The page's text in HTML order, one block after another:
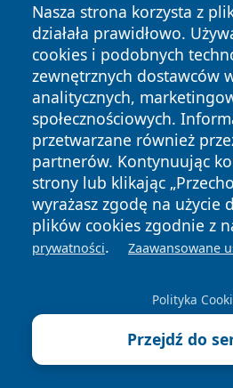
Nasza strona korzysta z
działała prawidłowo.
cookies i podobnych
zewnętrznych dostawców
analitycznych,
społecznościowych.
przetwarzane również
partnerów. Kontynuując
strony lub klikając
wyrażasz zgodę na użycie
plików cookies zgodnie z
prywatności. Zaawansowane
Polityka
Przejdź do
Copyright © 2026
zastrzeżone.
News Autorzy
Polityka
Prywatności
cześć